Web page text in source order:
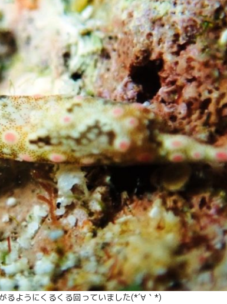
るようにくるくる回っていました(*´∀｀*)